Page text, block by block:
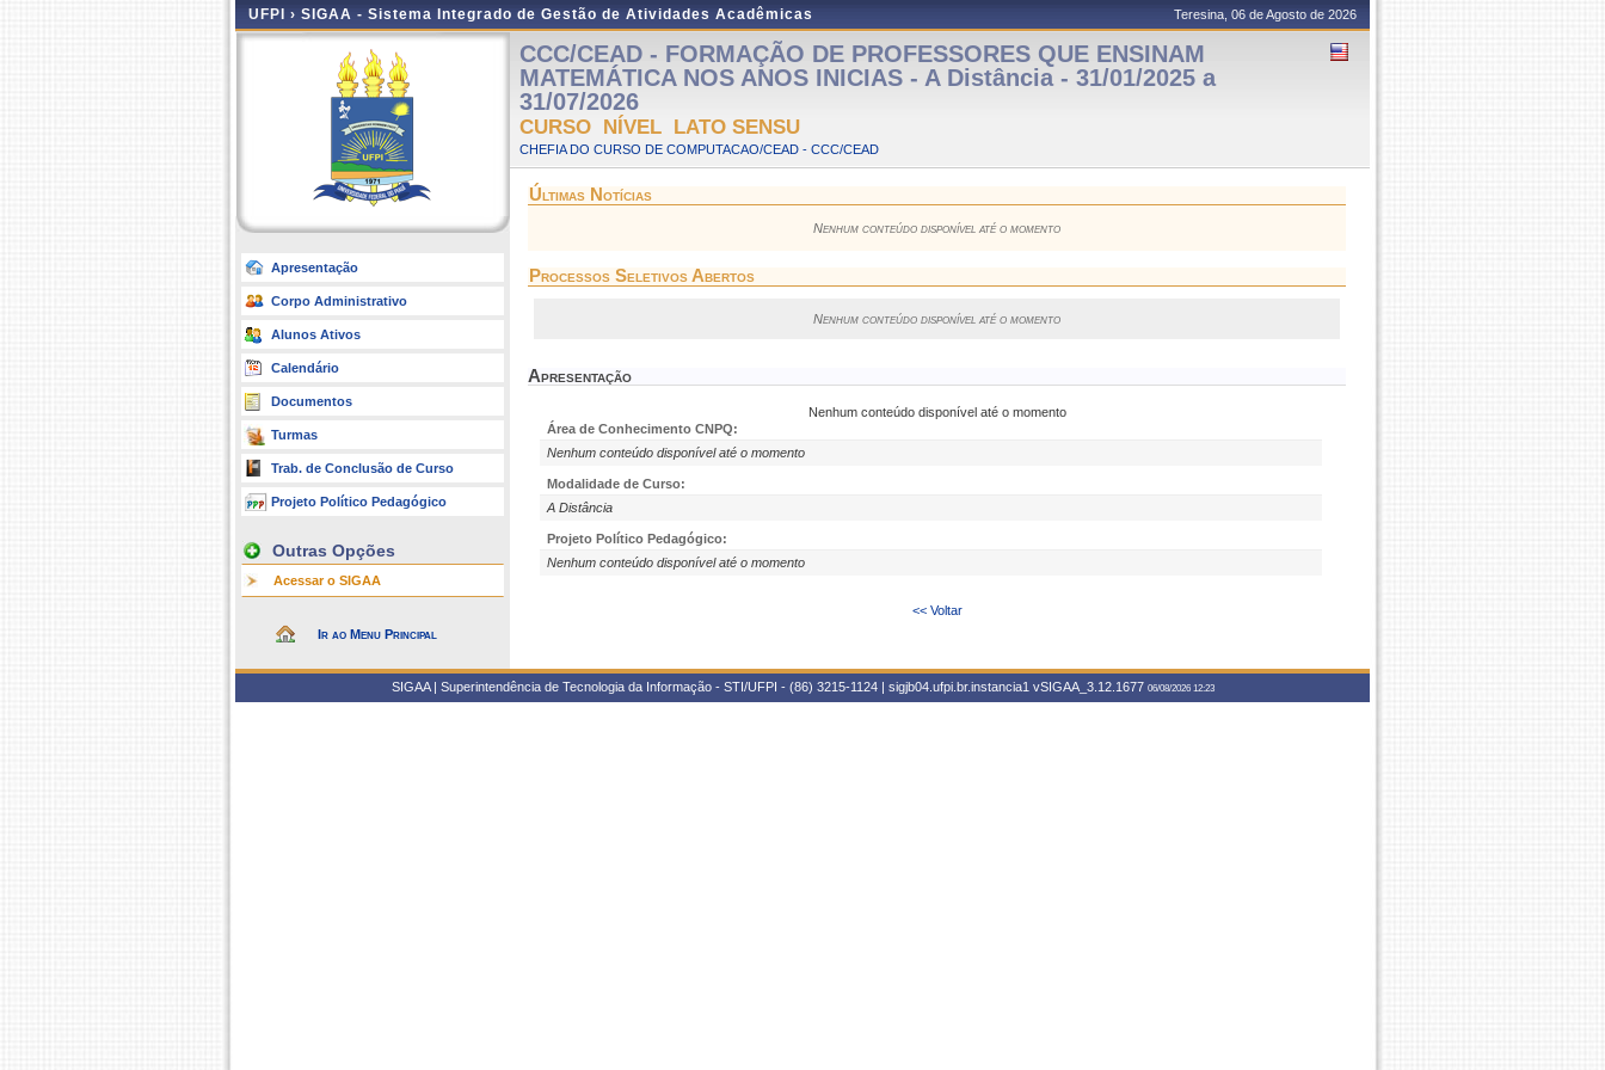
UFPI › SIGAA - Sistema Integrado de Gestão de Atividades Acadêmicas Teresina, 06 de Agosto de 2026
Apresentação
Corpo Administrativo
Alunos Ativos
Calendário
Documentos
Turmas
Trab. de Conclusão de Curso
Projeto Político Pedagógico
Outras Opções
Acessar o SIGAA
Ir ao Menu Principal
CCC/CEAD - FORMAÇÃO DE PROFESSORES QUE ENSINAM
MATEMÁTICA NOS ANOS INICIAS - A Distância - 31/01/2025 a
31/07/2026
CURSO NÍVEL LATO SENSU
CHEFIA DO CURSO DE COMPUTACAO/CEAD - CCC/CEAD
Últimas Notícias
Nenhum conteúdo disponível até o momento
Processos Seletivos Abertos
Nenhum conteúdo disponível até o momento
Apresentação
Nenhum conteúdo disponível até o momento
Área de Conhecimento CNPQ:
Nenhum conteúdo disponível até o momento
Modalidade de Curso:
A Distância
Projeto Político Pedagógico:
Nenhum conteúdo disponível até o momento
<< Voltar
SIGAA | Superintendência de Tecnologia da Informação - STI/UFPI - (86) 3215-1124 | sigjb04.ufpi.br.instancia1 vSIGAA_3.12.1677 06/08/2026 12:23